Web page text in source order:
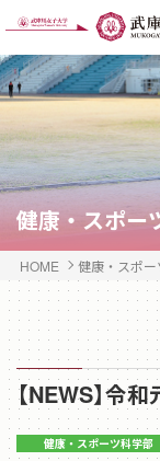
健康・スポー
HOME 健康・スポ
【NEWS】令